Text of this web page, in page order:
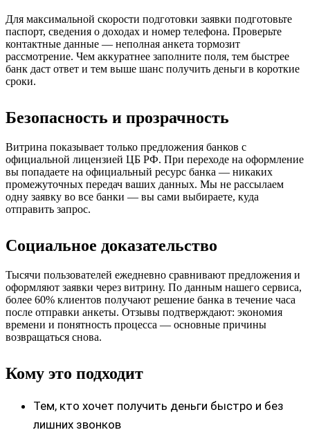
Для максимальной скорости подготовки заявки подготовьте
паспорт, сведения о доходах и номер телефона. Проверьте
контактные данные — неполная анкета тормозит
рассмотрение. Чем аккуратнее заполните поля, тем быстрее
банк даст ответ и тем выше шанс получить деньги в короткие
сроки.
Безопасность и прозрачность
Витрина показывает только предложения банков с
официальной лицензией ЦБ РФ. При переходе на оформление
вы попадаете на официальный ресурс банка — никаких
промежуточных передач ваших данных. Мы не рассылаем
одну заявку во все банки — вы сами выбираете, куда
отправить запрос.
Социальное доказательство
Тысячи пользователей ежедневно сравнивают предложения и
оформляют заявки через витрину. По данным нашего сервиса,
более 60% клиентов получают решение банка в течение часа
после отправки анкеты. Отзывы подтверждают: экономия
времени и понятность процесса — основные причины
возвращаться снова.
Кому это подходит
Тем, кто хочет получить деньги быстро и без
лишних звонков